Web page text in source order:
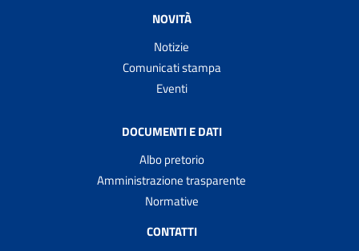
NOVITÀ
Notizie
Comunicati stampa
Eventi
DOCUMENTI E DATI
Albo pretorio
Amministrazione trasparente
Normative
CONTATTI